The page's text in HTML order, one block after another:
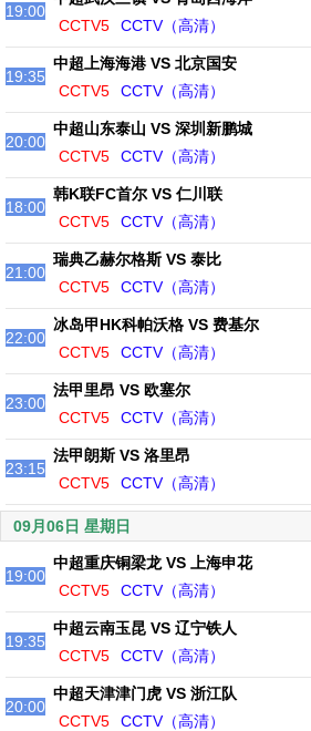
19:00
CCTV5
CCTV（高清）
19:35
中超上海海港 VS 北京国安
CCTV5
CCTV（高清）
20:00
中超山东泰山 VS 深圳新鹏城
CCTV5
CCTV（高清）
18:00
韩K联FC首尔 VS 仁川联
CCTV5
CCTV（高清）
21:00
瑞典乙赫尔格斯 VS 泰比
CCTV5
CCTV（高清）
22:00
冰岛甲HK科帕沃格 VS 费基尔
CCTV5
CCTV（高清）
23:00
法甲里昂 VS 欧塞尔
CCTV5
CCTV（高清）
23:15
法甲朗斯 VS 洛里昂
CCTV5
CCTV（高清）
09月06日 星期日
19:00
中超重庆铜梁龙 VS 上海申花
CCTV5
CCTV（高清）
19:35
中超云南玉昆 VS 辽宁铁人
CCTV5
CCTV（高清）
20:00
中超天津津门虎 VS 浙江队
CCTV5
CCTV（高清）